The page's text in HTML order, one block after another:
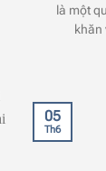
là một
khăn
05
Th6